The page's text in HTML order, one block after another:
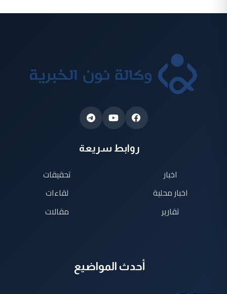
روابط سريعة
اخبار
اخبار محلية
تقارير
تحقيقات
لقاءات
مقالات
أحدث المواضيع